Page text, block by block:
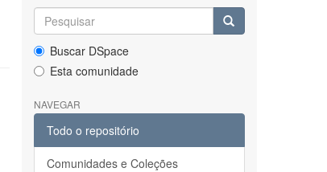
Buscar DSpace
Esta comunidade
NAVEGAR
Todo o repositório
Comunidades e Coleções